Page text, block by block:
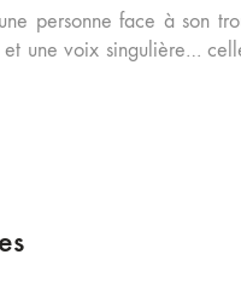
personne face à son
une voix singulière…